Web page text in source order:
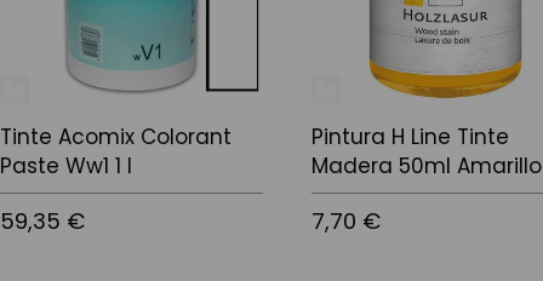
Tinte Acomix Colorant
Paste Ww1 1 l
59,35 €
Pintura H Line Tinte
Madera 50ml Amarillo
7,70 €